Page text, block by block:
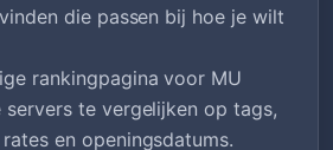
die passen bij hoe je wilt
rankingpagina voor MU
servers te vergelijken op tags,
en openingsdatums.